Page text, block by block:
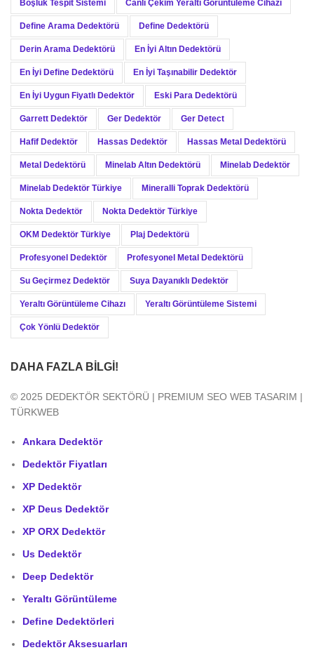
Boşluk Tespit Sistemi Canlı Çekim Yeraltı Görüntüleme Cihazı
Define Arama Dedektörü Define Dedektörü
Derin Arama Dedektörü En İyi Altın Dedektörü
En İyi Define Dedektörü En İyi Taşınabilir Dedektör
En İyi Uygun Fiyatlı Dedektör Eski Para Dedektörü
Garrett Dedektör Ger Dedektör Ger Detect
Hafif Dedektör Hassas Dedektör Hassas Metal Dedektörü
Metal Dedektörü Minelab Altın Dedektörü Minelab Dedektör
Minelab Dedektör Türkiye Mineralli Toprak Dedektörü
Nokta Dedektör Nokta Dedektör Türkiye
OKM Dedektör Türkiye Plaj Dedektörü
Profesyonel Dedektör Profesyonel Metal Dedektörü
Su Geçirmez Dedektör Suya Dayanıklı Dedektör
Yeraltı Görüntüleme Cihazı Yeraltı Görüntüleme Sistemi
Çok Yönlü Dedektör
DAHA FAZLA BILGI!
© 2025 DEDEKTÖR SEKTÖRÜ | PREMIUM SEO WEB TASARIM |
TÜRKWEB
Ankara Dedektör
Dedektör Fiyatları
XP Dedektör
XP Deus Dedektör
XP ORX Dedektör
Us Dedektör
Deep Dedektör
Yeraltı Görüntüleme
Define Dedektörleri
Dedektör Aksesuarları